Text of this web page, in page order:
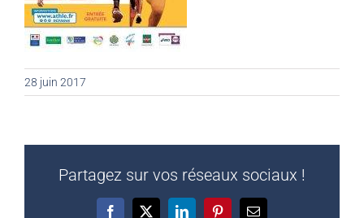
28 juin 2017
Partagez sur vos réseaux sociaux !